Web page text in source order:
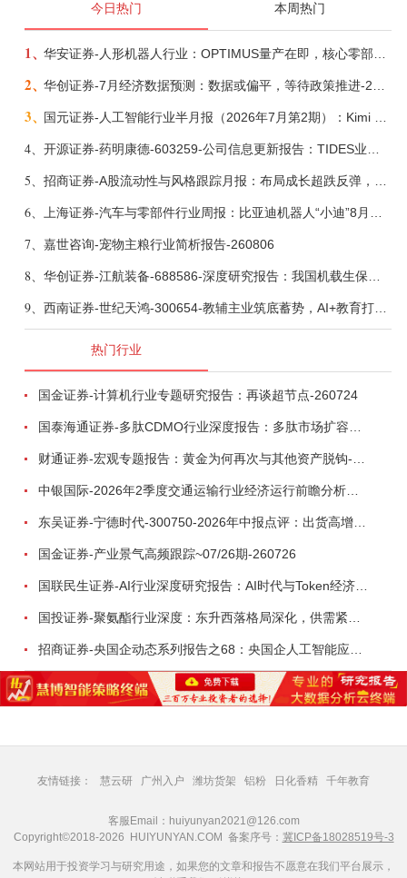
今日热门 本周热门
1、
2、
3、
4、
5、
6、
7、 嘉世咨询-宠物主粮行业简析报告-260806
8、
9、 西南证券-世纪天鸿-300654-教辅主业筑底蓄势，AI+教育打开第二曲线-260729
热门行业
国金证券-计算机行业专题研究报告：再谈超节点-260724
中银国际-2026年2季度交通运输行业经济运行前瞻分析：地缘冲突致航运和航空景气度分化，交通基础设施板块总体呈现稳健特征-260724
东吴证券-宁德时代-300750-2026年中报点评：出货高增业绩稳健，回购彰显龙头信心-260726
国金证券-产业景气高频跟踪~07/26期-260726
国联民生证券-AI行业深度研究报告：AI时代与Token经济，从技术符号到数字石油-260801
友情链接： 慧云研 广州入户 潍坊货架 铝粉 日化香精 千年教育
客服Email：huiyunyan2021@126.com
Copyright©2018-2026 HUIYUNYAN.COM 备案序号： 冀ICP备18028519号-3
本网站用于投资学习与研究用途，如果您的文章和报告不愿意在我们平台展示，